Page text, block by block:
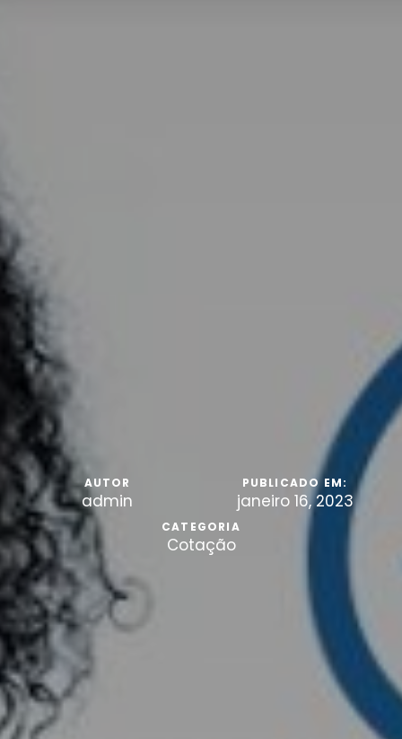
AUTOR
admin
PUBLICADO EM:
janeiro 16, 2023
CATEGORIA
Cotação